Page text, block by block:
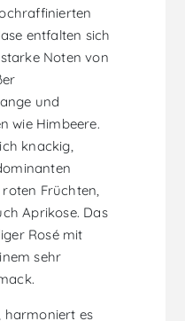
entfalten sich
Noten von
und
wie Himbeere.
knackig,
Früchten,
Aprikose. Das
Rosé mit
sehr
harmoniert es